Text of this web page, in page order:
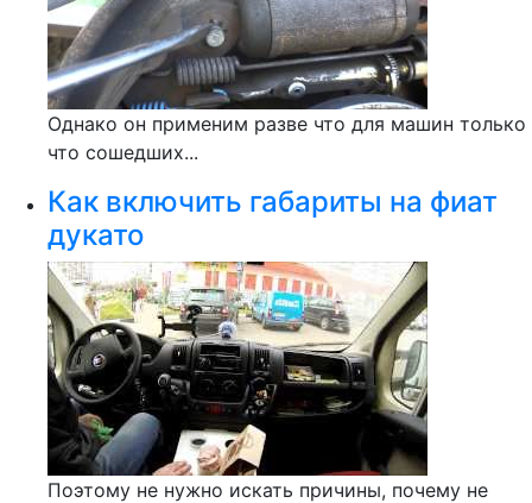
Однако он применим разве что для машин только
что сошедших...
Как включить габариты на фиат
дукато
Поэтому не нужно искать причины, почему не